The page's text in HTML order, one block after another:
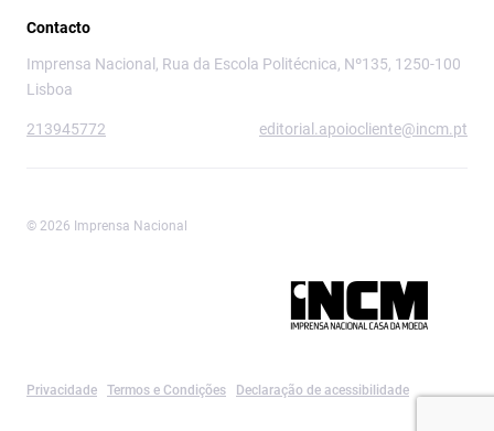
Contacto
Imprensa Nacional, Rua da Escola Politécnica, Nº135, 1250-100
Lisboa
213945772 editorial.apoiocliente@incm.pt
© 2026 Imprensa Nacional
Privacidade Termos e Condições Declaração de acessibilidade